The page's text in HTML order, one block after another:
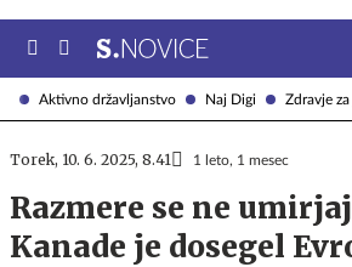
Aktivno državljanstvo Naj Digi Zdravje
Torek, 10. 6. 2025, 8.41 1 leto, 1 mesec
Razmere se ne
Kanade je dosegel